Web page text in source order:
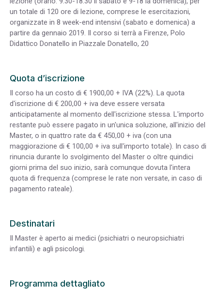
un totale di 120 ore di lezione, comprese le esercitazioni,
organizzate in 8 week-end intensivi (sabato e domenica) a
partire da gennaio 2019. Il corso si terrà a Firenze, Polo
Didattico Donatello in Piazzale Donatello, 20
Quota d’iscrizione
Il corso ha un costo di € 1900,00 + IVA (22%). La quota
d'iscrizione di € 200,00 + iva deve essere versata
anticipatamente al momento dell'iscrizione stessa. L'importo
restante può essere pagato in un'unica soluzione, all'inizio del
Master, o in quattro rate da € 450,00 + iva (con una
maggiorazione di € 100,00 + iva sull'importo totale). In caso di
rinuncia durante lo svolgimento del Master o oltre quindici
giorni prima del suo inizio, sarà comunque dovuta l'intera
quota di frequenza (comprese le rate non versate, in caso di
pagamento rateale).
Destinatari
Il Master è aperto ai medici (psichiatri o neuropsichiatri
infantili) e agli psicologi.
Programma dettagliato